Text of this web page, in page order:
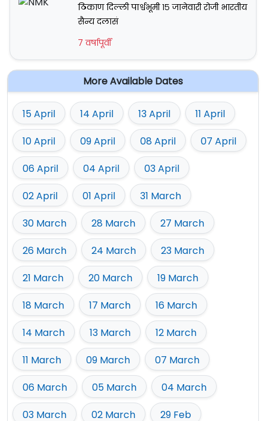
ठिकाण दिल्ली पार्श्वभूमी १५ जानेवारी रोजी भारतीय
सैन्य दलासं
7 वर्षापूर्वी
More Available Dates
15 April 14 April 13 April
11 April
10 April
09 April 08 April
07 April
06 April
04 April
03 April
02 April
01 April
31 March
30 March
28 March
27 March
26 March
24 March
23 March
21 March
20 March
19 March
18 March
17 March
16 March
14 March
13 March
12 March
11 March
09 March
07 March
06 March
05 March
04 March
03 March
02 March 29 Feb